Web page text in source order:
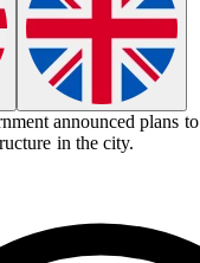
announced plans
in the city.